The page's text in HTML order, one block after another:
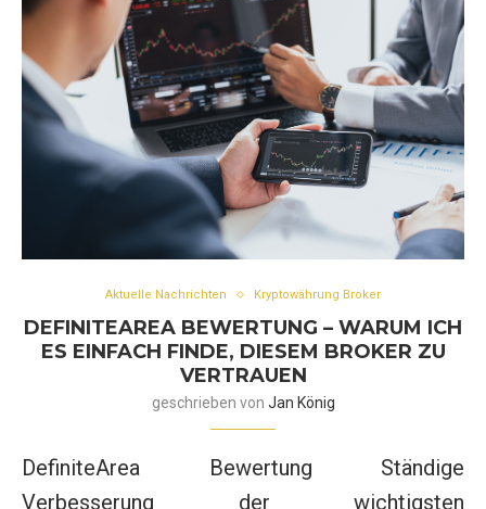
Aktuelle Nachrichten Kryptowährung Broker
DEFINITEAREA BEWERTUNG – WARUM ICH
ES EINFACH FINDE, DIESEM BROKER ZU
VERTRAUEN
geschrieben von Jan König
DefiniteArea Bewertung Ständige
Verbesserung der wichtigsten